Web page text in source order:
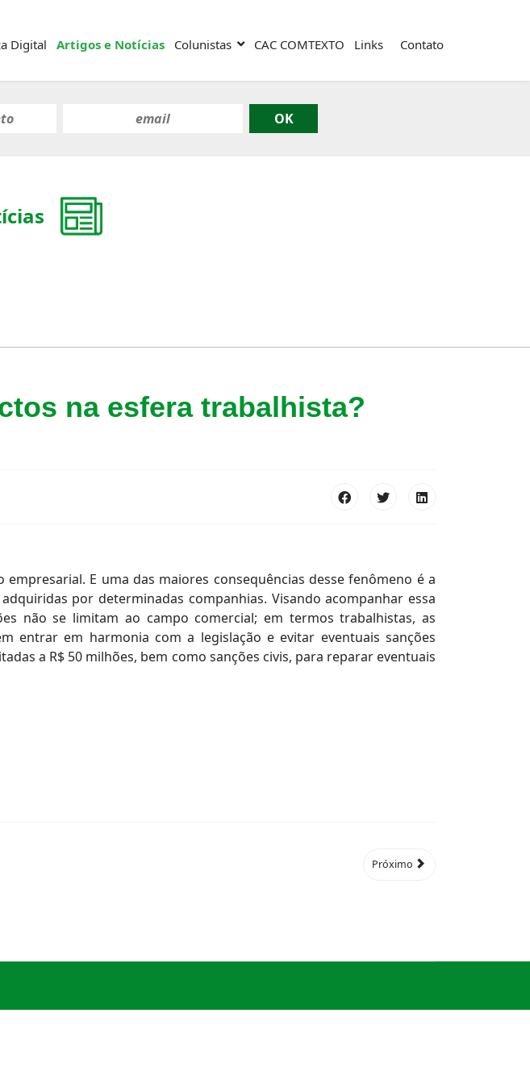
Digital Artigos e Notícias Colunistas CAC COMTEXTO Links Contato
na esfera trabalhista?
E uma das maiores consequências desse fenômeno é a
por determinadas companhias. Visando acompanhar essa
não se limitam ao campo comercial; em termos trabalhistas, as
entrar em harmonia com a legislação e evitar eventuais sanções
a R$ 50 milhões, bem como sanções civis, para reparar eventuais
Próximo